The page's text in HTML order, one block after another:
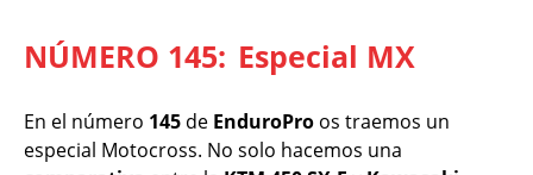
NÚMERO 145: Especial MX
En el número 145 de EnduroPro os traemos un
especial Motocross. No solo hacemos una